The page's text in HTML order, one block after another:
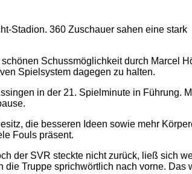
Stadion. 360 Zuschauer sahen eine stark
Schussmöglichkeit durch Marcel
Spielsystem dagegen zu halten.
in der 21. Spielminute in Führung.
die besseren Ideen sowie mehr
Fouls präsent.
der SVR steckte nicht zurück, ließ sich
die Truppe sprichwörtlich nach vorne. Das